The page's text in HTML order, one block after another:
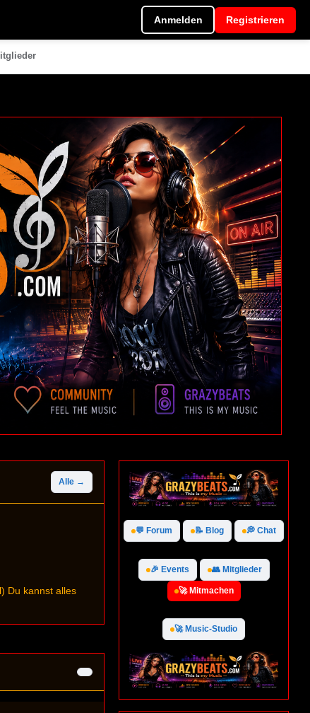
Anmelden Registrieren
Alle →
Du kannst alles
💬 Forum 📝 Blog 💭 Chat
🎉 Events 👥 Mitglieder
🚀 Mitmachen
🚀 Music-Studio